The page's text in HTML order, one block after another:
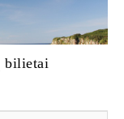
bilietai